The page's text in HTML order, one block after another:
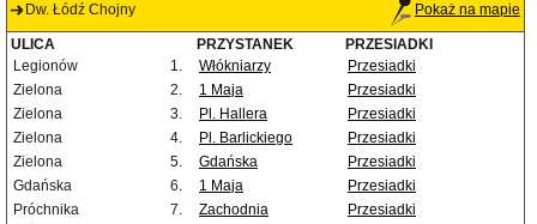
Dw. Łódź Chojny Pokaż na mapie
ULICA PRZYSTANEK
PRZESIADKI
Legionów
1. Włókniarzy
Przesiadki
Zielona
2. 1 Maja
Przesiadki
Zielona
3. Pl. Hallera
Przesiadki
Zielona
4. Pl. Barlickiego
Przesiadki
Zielona
5. Gdańska
Przesiadki
Gdańska
6. 1 Maja
Przesiadki
Próchnika
7. Zachodnia
Przesiadki